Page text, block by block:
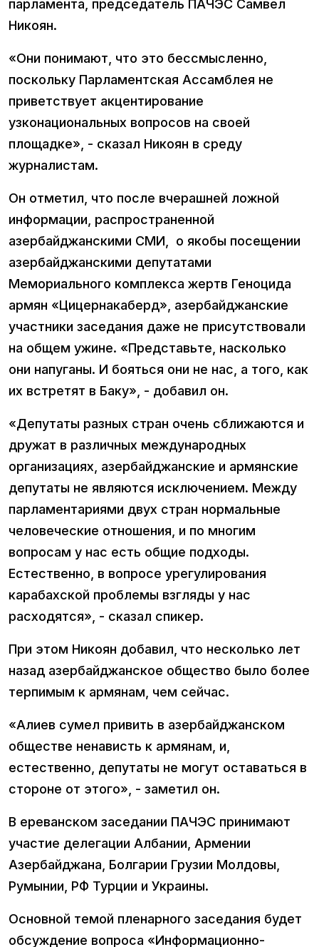
парламента, председатель ПАЧЭС Самвел
Никоян.
«Они понимают, что это бессмысленно,
поскольку Парламентская Ассамблея не
приветствует акцентирование
узконациональных вопросов на своей
площадке», - сказал Никоян в среду
журналистам.
Он отметил, что после вчерашней ложной
информации, распространенной
азербайджанскими СМИ, о якобы посещении
азербайджанскими депутатами
Мемориального комплекса жертв Геноцида
армян «Цицернакаберд», азербайджанские
участники заседания даже не присутствовали
на общем ужине. «Представьте, насколько
они напуганы. И бояться они не нас, а того, как
их встретят в Баку», - добавил он.
«Депутаты разных стран очень сближаются и
дружат в различных международных
организациях, азербайджанские и армянские
депутаты не являются исключением. Между
парламентариями двух стран нормальные
человеческие отношения, и по многим
вопросам у нас есть общие подходы.
Естественно, в вопросе урегулирования
карабахской проблемы взгляды у нас
расходятся», - сказал спикер.
При этом Никоян добавил, что несколько лет
назад азербайджанское общество было более
терпимым к армянам, чем сейчас.
«Алиев сумел привить в азербайджанском
обществе ненависть к армянам, и,
естественно, депутаты не могут оставаться в
стороне от этого», - заметил он.
В ереванском заседании ПАЧЭС принимают
участие делегации Албании, Армении
Азербайджана, Болгарии Грузии Молдовы,
Румынии, РФ Турции и Украины.
Основной темой пленарного заседания будет
обсуждение вопроса «Информационно-